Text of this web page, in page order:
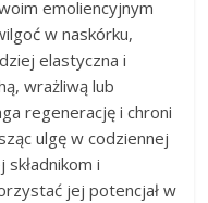
emoliencyjnym
w naskórku,
elastyczna i
wrażliwą lub
regenerację i chroni
ulgę w codziennej
i
jej potencjał w